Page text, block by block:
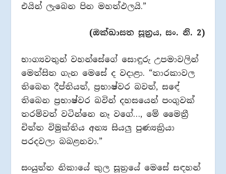
එයින් ලැබෙන පින මහත්ඵලයි.”
(ඔක්ඛාසත සූත්‍රය, සං. නි. 2)
භාග්‍යවතුන් වහන්සේගේ සොඳුරු උපමාවලින්
මෙත්සිත ගැන මෙසේ ද වදාළා. “‍තාරකාවල
තිබෙන දීප්තියත්, ප්‍රභාෂ්වර බවත්, සඳේ
තිබෙන ප්‍රභාෂ්වර බවින් දහසයෙන් පංගුවක්
තරම්වත් වටින්නෙ නෑ වගේ…, මේ මෛත්‍රී
චිත්ත විමුක්තිය අන්‍ය සියලු‍ පුණ්‍යක්‍රියා
පරදවලා බබළනවා.”‍
සංයුත්ත නිකායේ කුල සූත්‍රයේ මෙසේ සඳහන්